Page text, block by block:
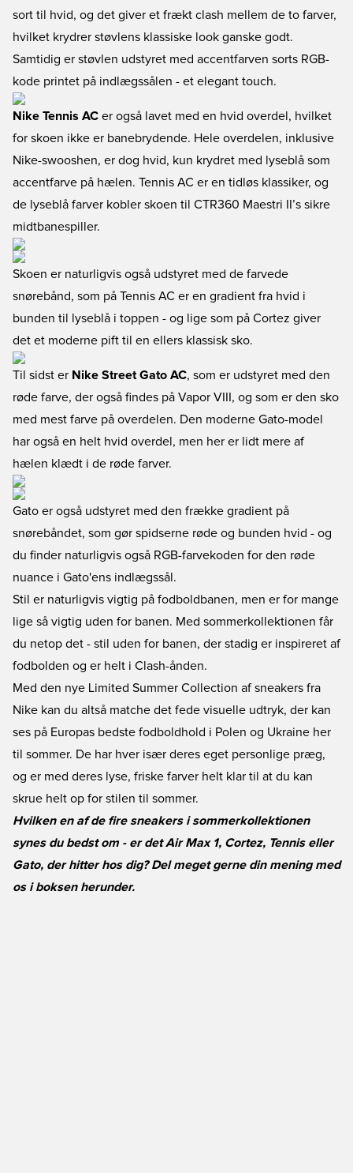
sort til hvid, og det giver et frækt clash mellem de to farver,
hvilket krydrer støvlens klassiske look ganske godt.
Samtidig er støvlen udstyret med accentfarven sorts RGB-
kode printet på indlægssålen - et elegant touch.
Nike Tennis AC er også lavet med en hvid overdel, hvilket
for skoen ikke er banebrydende. Hele overdelen, inklusive
Nike-swooshen, er dog hvid, kun krydret med lyseblå som
accentfarve på hælen. Tennis AC er en tidløs klassiker, og
de lyseblå farver kobler skoen til CTR360 Maestri II’s sikre
midtbanespiller.
Skoen er naturligvis også udstyret med de farvede
snørebånd, som på Tennis AC er en gradient fra hvid i
bunden til lyseblå i toppen - og lige som på Cortez giver
det et moderne pift til en ellers klassisk sko.
Til sidst er Nike Street Gato AC, som er udstyret med den
røde farve, der også findes på Vapor VIII, og som er den sko
med mest farve på overdelen. Den moderne Gato-model
har også en helt hvid overdel, men her er lidt mere af
hælen klædt i de røde farver.
Gato er også udstyret med den frække gradient på
snørebåndet, som gør spidserne røde og bunden hvid - og
du finder naturligvis også RGB-farvekoden for den røde
nuance i Gato'ens indlægssål.
Stil er naturligvis vigtig på fodboldbanen, men er for mange
lige så vigtig uden for banen. Med sommerkollektionen får
du netop det - stil uden for banen, der stadig er inspireret af
fodbolden og er helt i Clash-ånden.
Med den nye Limited Summer Collection af sneakers fra
Nike kan du altså matche det fede visuelle udtryk, der kan
ses på Europas bedste fodboldhold i Polen og Ukraine her
til sommer. De har hver især deres eget personlige præg,
og er med deres lyse, friske farver helt klar til at du kan
skrue helt op for stilen til sommer.
Hvilken en af de fire sneakers i sommerkollektionen
synes du bedst om - er det Air Max 1, Cortez, Tennis eller
Gato, der hitter hos dig? Del meget gerne din mening med
os i boksen herunder.